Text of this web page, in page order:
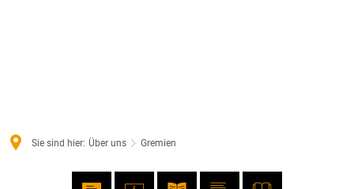
Sie sind hier: Über uns Gremien